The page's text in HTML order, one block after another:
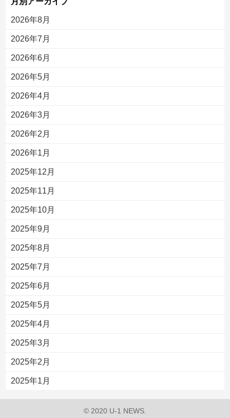
2026年8月
2026年7月
2026年6月
2026年5月
2026年4月
2026年3月
2026年2月
2026年1月
2025年12月
2025年11月
2025年10月
2025年9月
2025年8月
2025年7月
2025年6月
2025年5月
2025年4月
2025年3月
2025年2月
2025年1月
© 2020 U-1 NEWS.